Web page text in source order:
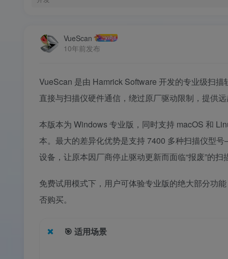
VueScan
10年前发布
VueScan 是由 Hamrick Software 开发的专业级扫
直接与扫描仪硬件通信，绕过原厂驱动限制，提供
本版本为 Windows 专业版，同时支持 macOS 和
本。最大的差异化优势是支持 7400 多种扫描仪型
设备，让原本因厂商停止驱动更新而面临“报废”的扫
免费试用模式下，用户可体验专业版的绝大部分功
否购买。
🎯 适用场景